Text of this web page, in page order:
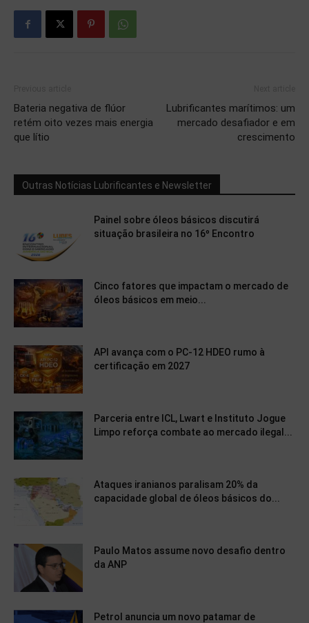
Bateria negativa de flúor
retém oito vezes mais energia
que lítio
Lubrificantes marítimos: um
mercado desafiador e em
crescimento
Outras Notícias Lubrificantes e Newsletter
Painel sobre óleos básicos discutirá
situação brasileira no 16º Encontro
Cinco fatores que impactam o mercado de
óleos básicos em meio...
API avança com o PC-12 HDEO rumo à
certificação em 2027
Parceria entre ICL, Lwart e Instituto Jogue
Limpo reforça combate ao mercado ilegal...
Ataques iranianos paralisam 20% da
capacidade global de óleos básicos do...
Paulo Matos assume novo desafio dentro
da ANP
Petrol anuncia um novo patamar de